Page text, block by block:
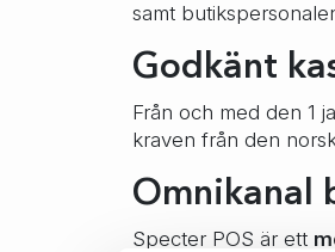
samt
Godkänt
Från och med den 1
kraven från den
Omnikanal
Specter POS är ett